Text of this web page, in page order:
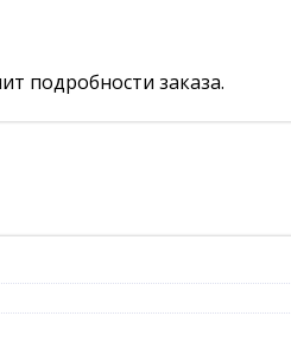
подробности заказа.